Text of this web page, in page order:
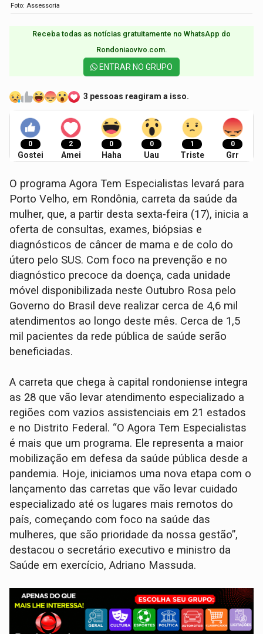
Foto: Assessoria
Receba todas as notícias gratuitamente no WhatsApp do
Rondoniaovivo.com.​
ENTRAR NO GRUPO
3 pessoas reagiram a isso.
0
Gostei
2
Amei
0
Haha
0
Uau
1
Triste
0
Grr
O programa Agora Tem Especialistas levará para
Porto Velho, em Rondônia, carreta da saúde da
mulher, que, a partir desta sexta-feira (17), inicia a
oferta de consultas, exames, biópsias e
diagnósticos de câncer de mama e de colo do
útero pelo SUS. Com foco na prevenção e no
diagnóstico precoce da doença, cada unidade
móvel disponibilizada neste Outubro Rosa pelo
Governo do Brasil deve realizar cerca de 4,6 mil
atendimentos ao longo deste mês. Cerca de 1,5
mil pacientes da rede pública de saúde serão
beneficiadas.
A carreta que chega à capital rondoniense integra
as 28 que vão levar atendimento especializado a
regiões com vazios assistenciais em 21 estados
e no Distrito Federal. “O Agora Tem Especialistas
é mais que um programa. Ele representa a maior
mobilização em defesa da saúde pública desde a
pandemia. Hoje, iniciamos uma nova etapa com o
lançamento das carretas que vão levar cuidado
especializado até os lugares mais remotos do
país, começando com foco na saúde das
mulheres, que são prioridade da nossa gestão”,
destacou o secretário executivo e ministro da
Saúde em exercício, Adriano Massuda.